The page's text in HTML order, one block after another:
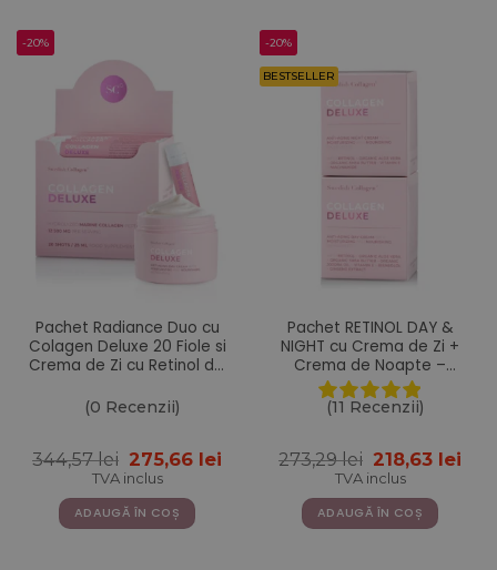
-20%
Pachet Radiance Duo cu
Colagen Deluxe 20 Fiole si
Crema de Zi cu Retinol din
(0 Recenzii)
344,57lei Prețul
inițial
a
fost:
344,57 lei.
275,66 leiPrețul
275,66 lei.
TVA inclus
ADAUGĂ ÎN COȘ
-20%
BESTSELLER
Pachet RETINOL DAY &
NIGHT cu Crema de Zi +
Crema de Noapte –
Gama Colagen Deluxe
(11 Recenzii)
273,29lei Prețul
inițial
a
fost:
273,29 lei.
218,63 lei
TVA inclus
ADAUGĂ ÎN COȘ